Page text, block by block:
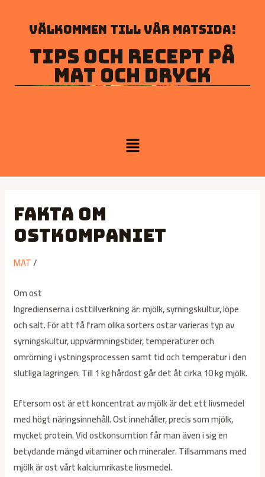
Välkommen till vår matsida!
Tips och recept på
mat och dryck
Fakta om
Ostkompaniet
MAT/
Om ost
Ingredienserna i osttillverkning är: mjölk, syrningskultur, löpe
och salt. För att få fram olika sorters ostar varieras typ av
syrningskultur, uppvärmningstider, temperaturer och
omrörning i ystningsprocessen samt tid och temperatur i den
slutliga lagringen. Till 1 kg hårdost går det åt cirka 10 kg mjölk.
Eftersom ost är ett koncentrat av mjölk är det ett livsmedel
med högt näringsinnehåll. Ost innehåller, precis som mjölk,
mycket protein. Vid ostkonsumtion får man även i sig en
betydande mängd vitaminer och mineraler. Tillsammans med
mjölk är ost vårt kalciumrikaste livsmedel.